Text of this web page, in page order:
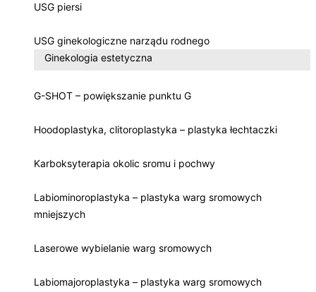
USG piersi
USG ginekologiczne narządu rodnego
Ginekologia estetyczna
G-SHOT – powiększanie punktu G
Hoodoplastyka, clitoroplastyka – plastyka łechtaczki
Karboksyterapia okolic sromu i pochwy
Labiominoroplastyka – plastyka warg sromowych
mniejszych
Laserowe wybielanie warg sromowych
Labiomajoroplastyka – plastyka warg sromowych